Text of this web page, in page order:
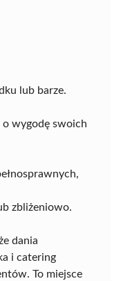
lub barze.
o wygodę swoich
zbliżeniowo.
dania
i catering
To miejsce